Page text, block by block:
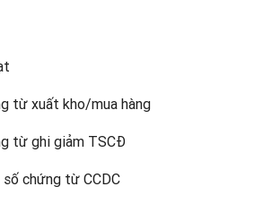
từ xuất kho/mua hàng
từ ghi giảm TSCĐ
chứng từ CCDC